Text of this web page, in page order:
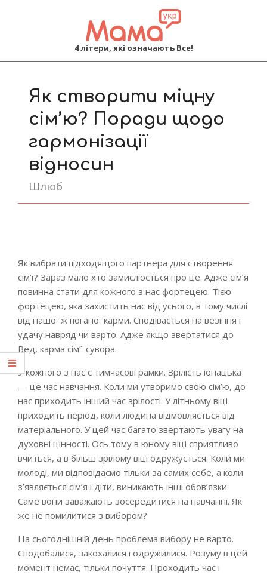
4 літери, які означають Все!
Як створити міцну
сім’ю? Поради щодо
гармонізації
відносин
Шлюб
Як вибрати підходящого партнера для створення
сім’ї? Зараз мало хто замислюється про це. Адже сім’я
повинна стати для кожного з нас фортецею. Тією
фортецею, яка захистить нас від усього, в тому числі
від нашої ж поганої карми. Сподівається на везіння і
удачу навряд чи варто. Адже якщо звертатися до
Вед, карма сім’ї сувора.
У кожного з нас є тимчасові рамки. Зрілість юнацька
— це час навчання. Коли ми утворимо свою сім’ю, до
нас приходить інший час зрілості. У літньому віці
приходить період, коли людина відмовляється від
матеріального. У цей час багато звертають увагу на
духовні цінності. Ось тому в юному віці сприятливо
вчиться, а в більш зрілому віці одружується. Коли ми
молоді, ми відповідаємо тільки за самих себе, а коли
з’являється сім’я і діти, виникають інші обов’язки.
Саме вони заважають зосередитися на навчанні. Як
же не помилитися з вибором?
На сьогоднішній день проблема вибору не варто.
Сподобалися, закохалися і одружилися. Розуму в цей
момент немає, тільки почуття. Проходить час і